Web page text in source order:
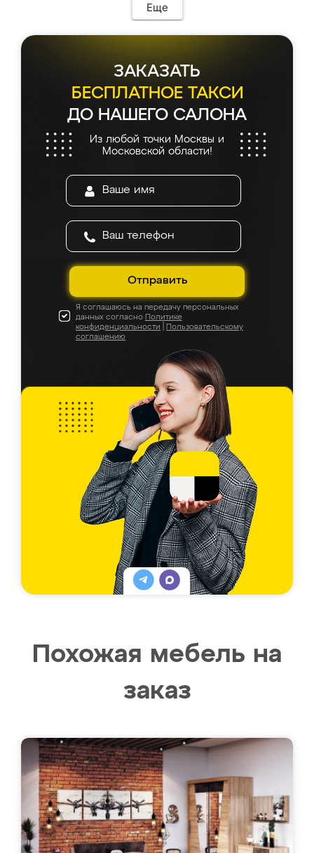
Еще
ЗАКАЗАТЬ
БЕСПЛАТНОЕ ТАКСИ
ДО НАШЕГО САЛОНА
Из любой точки Москвы и
Московской области!
Отправить
Я соглашаюсь на передачу персональных
данных согласно Политике
конфиденциальности
Пользовательскому
соглашению
Похожая мебель на
заказ